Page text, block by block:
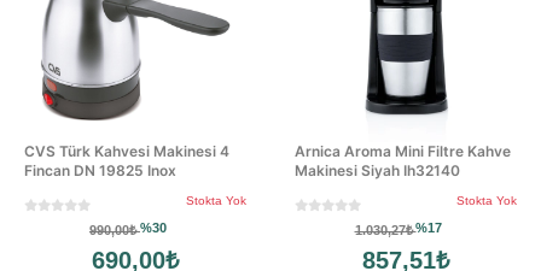
CVS Türk Kahvesi Makinesi 4
Fincan DN 19825 Inox
Stokta Yok
990,00₺%30
690,00₺
Arnica Aroma Mini Filtre Kahve
Makinesi Siyah Ih32140
Stokta Yok
1.030,27₺%17
857,51₺